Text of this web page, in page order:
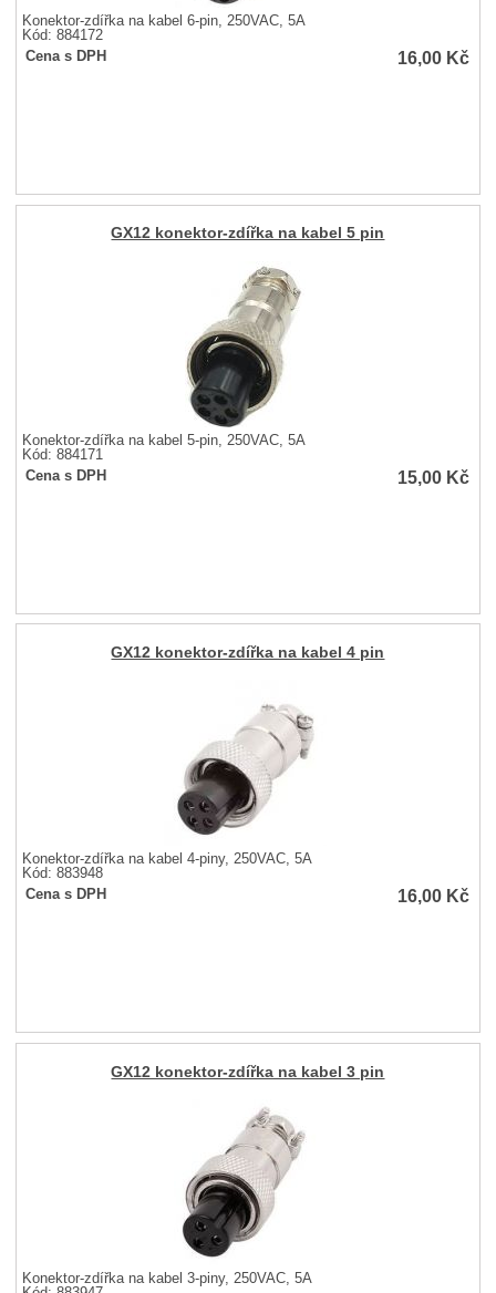
Konektor-zdířka na kabel 6-pin, 250VAC, 5A
Kód: 884172
Cena s DPH
16,00 Kč
GX12 konektor-zdířka na kabel 5 pin
Konektor-zdířka na kabel 5-pin, 250VAC, 5A
Kód: 884171
Cena s DPH
15,00 Kč
GX12 konektor-zdířka na kabel 4 pin
Konektor-zdířka na kabel 4-piny, 250VAC, 5A
Kód: 883948
Cena s DPH
16,00 Kč
GX12 konektor-zdířka na kabel 3 pin
Konektor-zdířka na kabel 3-piny, 250VAC, 5A